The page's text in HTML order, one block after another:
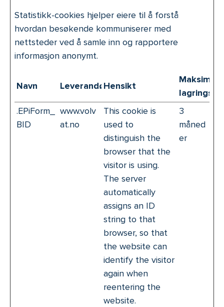
Statistikk-cookies hjelper eiere til å forstå
hvordan besøkende kommuniserer med
nettsteder ved å samle inn og rapportere
informasjon anonymt.
Navn LeverandørHensikt
Maksimal
.EPiForm_
BID
www.volv
at.no
This cookie is
used to
distinguish the
browser that the
visitor is using.
The server
automatically
assigns an ID
string to that
browser, so that
the website can
identify the visitor
again when
reentering the
website.
3
måned
er